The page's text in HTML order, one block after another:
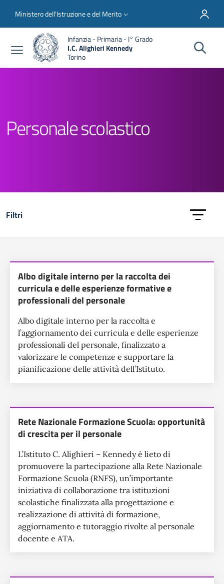
Slim top
Ministero dell'Istruzione e del Merito
Infanzia - Primaria - I° Grado
I.C. Alighieri Kennedy
Torino
Personale scolastico
Filtri
Lista dei servizi
Albo digitale interno per la raccolta dei
curricula e delle esperienze formative e
professionali del personale
Albo digitale interno per la raccolta e
l’aggiornamento dei curricula e delle esperienze
professionali del personale, finalizzato a
valorizzare le competenze e supportare la
pianificazione delle attività dell’Istituto.
Rete Nazionale Formazione Scuola: opportunità
di crescita per il personale
L’Istituto C. Alighieri – Kennedy è lieto di
promuovere la partecipazione alla Rete Nazionale
Formazione Scuola (RNFS), un’importante
iniziativa di collaborazione tra istituzioni
scolastiche finalizzata alla progettazione e
realizzazione di attività di formazione,
aggiornamento e tutoraggio rivolte al personale
docente e ATA.